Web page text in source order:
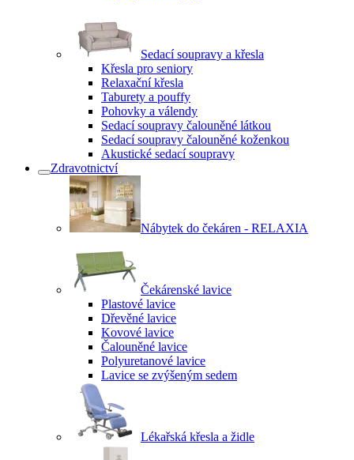
Sedací soupravy a křesla
Křesla pro seniory
Relaxační křesla
Taburety a pouffy
Pohovky a válendy
Sedací soupravy čalouněné látkou
Sedací soupravy čalouněné koženkou
Akustické sedací soupravy
Zdravotnictví
Nábytek do čekáren - RELAXIA
Čekárenské lavice
Plastové lavice
Dřevěné lavice
Kovové lavice
Čalouněné lavice
Polyuretanové lavice
Lavice se zvýšeným sedem
Lékařská křesla a židle